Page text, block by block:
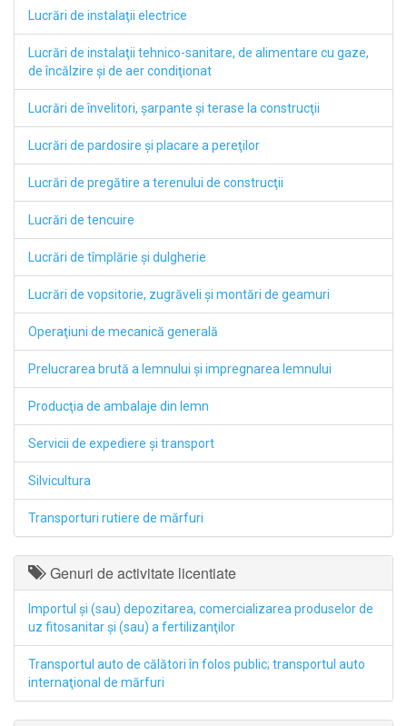
Lucrări de instalaţii electrice
Lucrări de instalaţii tehnico-sanitare, de alimentare cu gaze,
de încălzire şi de aer condiţionat
Lucrări de învelitori, şarpante şi terase la construcţii
Lucrări de pardosire şi placare a pereţilor
Lucrări de pregătire a terenului de construcţii
Lucrări de tencuire
Lucrări de tîmplărie şi dulgherie
Lucrări de vopsitorie, zugrăveli şi montări de geamuri
Operaţiuni de mecanică generală
Prelucrarea brută a lemnului şi impregnarea lemnului
Producţia de ambalaje din lemn
Servicii de expediere şi transport
Silvicultura
Transporturi rutiere de mărfuri
Genuri de activitate licentiate
Importul şi (sau) depozitarea, comercializarea produselor de
uz fitosanitar şi (sau) a fertilizanţilor
Transportul auto de călători în folos public; transportul auto
internaţional de mărfuri